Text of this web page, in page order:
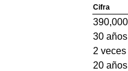
Cifra
30 años
2 veces
20 años